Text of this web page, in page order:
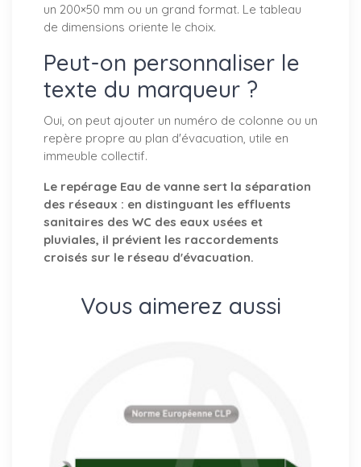
un 200×50 mm ou un grand format. Le tableau
de dimensions oriente le choix.
Peut-on personnaliser le
texte du marqueur ?
Oui, on peut ajouter un numéro de colonne ou un
repère propre au plan d'évacuation, utile en
immeuble collectif.
Le repérage Eau de vanne sert la séparation
des réseaux : en distinguant les effluents
sanitaires des WC des eaux usées et
pluviales, il prévient les raccordements
croisés sur le réseau d'évacuation.
Vous aimerez aussi